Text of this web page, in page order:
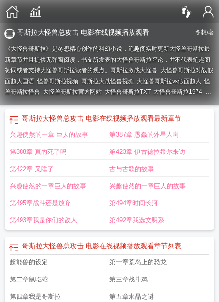
冬想/著
哥斯拉大怪兽总攻击 电影在线视频播放观看
《大怪兽哥斯拉》是冬想精心创作的科幻小说，笔趣阁实时更新大怪兽哥斯拉最
新章节并且提供无弹窗阅读，书友所发表的大怪兽哥斯拉评论，并不代表笔趣阁
赞同或者支持大怪兽哥斯拉读者的观点。 哥斯拉激战大怪兽 大怪兽哥斯拉对战假
面超人国语怪兽哥斯拉视频 哥斯拉大战怪兽视频 大怪兽哥斯拉vs假面超人怪
兽哥斯拉怪兽 大怪兽哥斯拉官方网站 大怪兽哥斯拉TXT 大怪兽哥斯拉1974 怪
兽打哥斯拉哥斯拉怪兽大决战大怪兽哥斯拉全集大怪兽哥斯拉在线阅读大怪
兽哥斯拉免费阅读
怪兽 哥斯拉大怪兽哥斯拉对战假面超人 大怪兽哥斯拉 冬
想 大怪兽哥斯拉又叫什么
兽总攻击 电影在线视频播放观看
哥斯拉打怪兽视频大怪兽哥斯拉 聚合中文
电影
大怪兽哥斯拉古歌有声书 大怪兽哥斯拉笔趣阁
哥斯拉大怪兽总攻击 电影在线视频播放观看最新章节
兴趣使然的一章 巨人的故事 第387章 愚蠢的外星人啊
第388章 真的死了吗 第423章 伊古德拉希尔来访
第422章 又睡了 古与古歌的故事
兴趣使然的一章巨人的故事 兴趣使然的一章巨人的故事
第495章战斗还是放弃 第494章时间长河
第493章我是你们的敌人 第492章我选文明系
哥斯拉大怪兽总攻击 电影在线视频播放观看章节列表
超能兽的设定 第一章荒岛上的恐龙
第二章鼠吃蛇 第三章战斗鸡
第四章我是哥斯拉 第五章水晶之谜